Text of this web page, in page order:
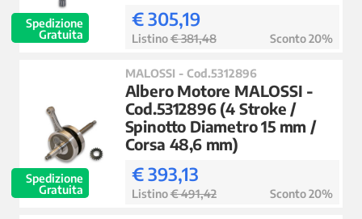
Spedizione
Gratuita
€ 305,19
Listino€ 381,48 Sconto 20%
Spedizione
Gratuita
MALOSSI - Cod.5312896
Albero Motore MALOSSI -
Cod.5312896 (4 Stroke /
Spinotto Diametro 15 mm /
Corsa 48,6 mm)
€ 393,13
Listino€ 491,42 Sconto 20%